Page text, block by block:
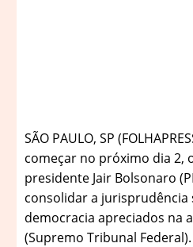
SÃO PAULO, SP
começar no próximo dia 2,
presidente Jair Bolsonaro
consolidar a
democracia apreciados na
(Supremo Tribunal Federal).